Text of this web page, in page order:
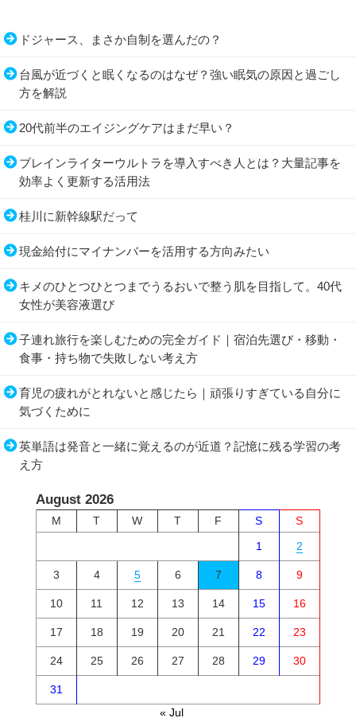
ドジャース、まさか自制を選んだの？
台風が近づくと眠くなるのはなぜ？強い眠気の原因と過ごし
方を解説
20代前半のエイジングケアはまだ早い？
ブレインライターウルトラを導入すべき人とは？大量記事を
効率よく更新する活用法
桂川に新幹線駅だって
現金給付にマイナンバーを活用する方向みたい
キメのひとつひとつまでうるおいで整う肌を目指して。40代
女性が美容液選び
子連れ旅行を楽しむための完全ガイド｜宿泊先選び・移動・
食事・持ち物で失敗しない考え方
育児の疲れがとれないと感じたら｜頑張りすぎている自分に
気づくために
英単語は発音と一緒に覚えるのが近道？記憶に残る学習の考
え方
August 2026
M T W T F S
S
1
2
3 4 5 6 7 8 9
10 11 12 13 14 15 16
17 18 19 20 21 22 23
24 25 26 27 28 29 30
31
« Jul